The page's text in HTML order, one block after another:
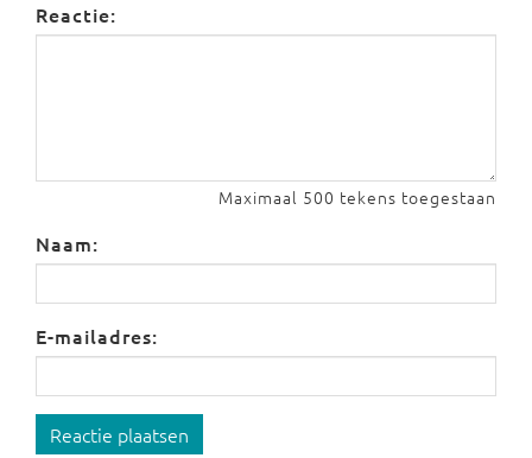
Reactie:
Maximaal 500 tekens toegestaan
Naam:
E-mailadres:
Reactie plaatsen